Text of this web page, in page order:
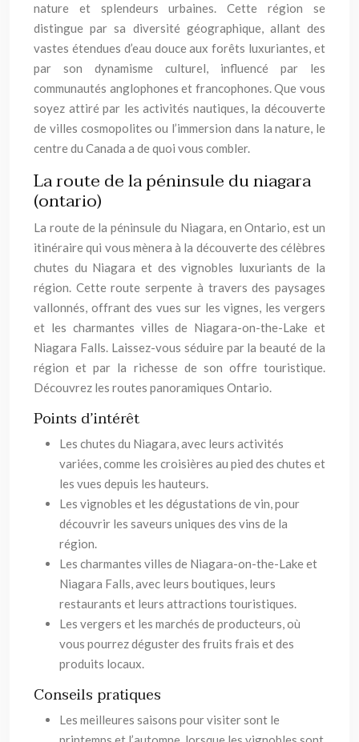
nature et splendeurs urbaines. Cette région se
distingue par sa diversité géographique, allant des
vastes étendues d’eau douce aux forêts luxuriantes, et
par son dynamisme culturel, influencé par les
communautés anglophones et francophones. Que vous
soyez attiré par les activités nautiques, la découverte
de villes cosmopolites ou l’immersion dans la nature, le
centre du Canada a de quoi vous combler.
La route de la péninsule du niagara
(ontario)
La route de la péninsule du Niagara, en Ontario, est un
itinéraire qui vous mènera à la découverte des célèbres
chutes du Niagara et des vignobles luxuriants de la
région. Cette route serpente à travers des paysages
vallonnés, offrant des vues sur les vignes, les vergers
et les charmantes villes de Niagara-on-the-Lake et
Niagara Falls. Laissez-vous séduire par la beauté de la
région et par la richesse de son offre touristique.
Découvrez les routes panoramiques Ontario.
Points d’intérêt
Les chutes du Niagara, avec leurs activités
variées, comme les croisières au pied des chutes et
les vues depuis les hauteurs.
Les vignobles et les dégustations de vin, pour
découvrir les saveurs uniques des vins de la
région.
Les charmantes villes de Niagara-on-the-Lake et
Niagara Falls, avec leurs boutiques, leurs
restaurants et leurs attractions touristiques.
Les vergers et les marchés de producteurs, où
vous pourrez déguster des fruits frais et des
produits locaux.
Conseils pratiques
Les meilleures saisons pour visiter sont le